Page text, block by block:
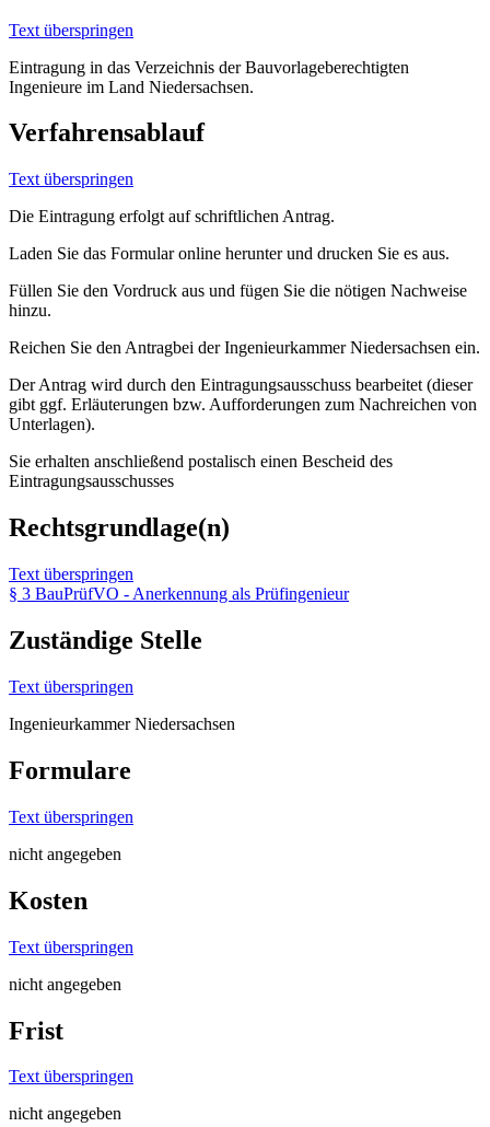
Text überspringen
Eintragung in das Verzeichnis der Bauvorlageberechtigten
Ingenieure im Land Niedersachsen.
Verfahrensablauf
Text überspringen
Die Eintragung erfolgt auf schriftlichen Antrag.
Laden Sie das Formular online herunter und drucken Sie es aus.
Füllen Sie den Vordruck aus und fügen Sie die nötigen Nachweise
hinzu.
Reichen Sie den Antragbei der Ingenieurkammer Niedersachsen ein.
Der Antrag wird durch den Eintragungsausschuss bearbeitet (dieser
gibt ggf. Erläuterungen bzw. Aufforderungen zum Nachreichen von
Unterlagen).
Sie erhalten anschließend postalisch einen Bescheid des
Eintragungsausschusses
Rechtsgrundlage(n)
Text überspringen
§ 3 BauPrüfVO - Anerkennung als Prüfingenieur
Zuständige Stelle
Text überspringen
Ingenieurkammer Niedersachsen
Formulare
Text überspringen
nicht angegeben
Kosten
Text überspringen
nicht angegeben
Frist
Text überspringen
nicht angegeben